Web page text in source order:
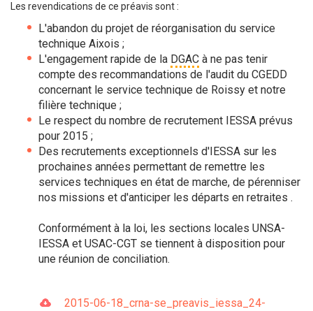
Les revendications de ce préavis sont :
L'abandon du projet de réorganisation du service
technique Aixois ;
L'engagement rapide de la DGAC à ne pas tenir
compte des recommandations de l'audit du CGEDD
concernant le service technique de Roissy et notre
filière technique ;
Le respect du nombre de recrutement IESSA prévus
pour 2015 ;
Des recrutements exceptionnels d'IESSA sur les
prochaines années permettant de remettre les
services techniques en état de marche, de pérenniser
nos missions et d'anticiper les départs en retraites .
Conformément à la loi, les sections locales UNSA-
IESSA et USAC-CGT se tiennent à disposition pour
une réunion de conciliation.
2015-06-18_crna-se_preavis_iessa_24-